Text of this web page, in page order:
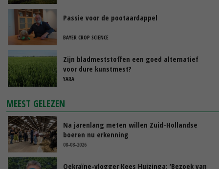
Passie voor de pootaardappel
BAYER CROP SCIENCE
Zijn bladmeststoffen een goed alternatief
voor dure kunstmest?
YARA
MEEST GELEZEN
Na jarenlang meten willen Zuid-Hollandse
boeren nu erkenning
08-08-2026
Oekraïne-vlogger Kees Huizinga: ‘Bezoek van